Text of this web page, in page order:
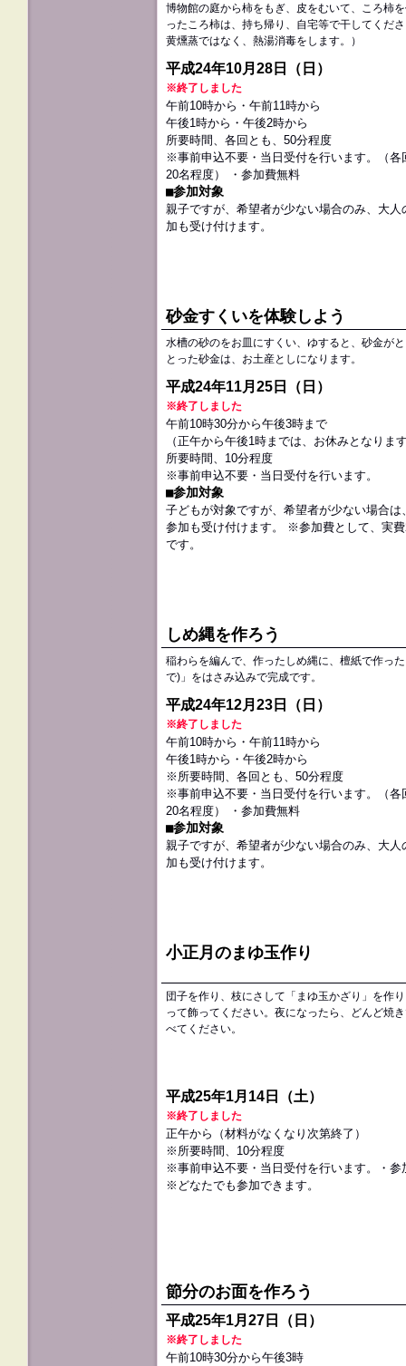
博物館の庭から柿をもぎ、皮をむいて、ころ柿
ったころ柿は、持ち帰り、自宅等で干してくだ
黄燻蒸ではなく、熱湯消毒をします。）
平成24年10月28日（日）
※終了しました
午前10時から・午前11時から
午後1時から・午後2時から
所要時間、各回とも、50分程度
※事前申込不要・当日受付を行います。（各
20名程度） ・参加費無料
■参加対象
親子ですが、希望者が少ない場合のみ、大人
加も受け付けます。
砂金すくいを体験しよう
水槽の砂のをお皿にすくい、ゆすると、砂金が
とった砂金は、お土産としになります。
平成24年11月25日（日）
※終了しました
午前10時30分から午後3時まで
（正午から午後1時までは、お休みとなりま
所要時間、10分程度
※事前申込不要・当日受付を行います。
■参加対象
子どもが対象ですが、希望者が少ない場合は
参加も受け付けます。 ※参加費として、実
です。
しめ縄を作ろう
稲わらを編んで、作ったしめ縄に、檀紙で作っ
で)」をはさみ込みで完成です。
平成24年12月23日（日）
※終了しました
午前10時から・午前11時から
午後1時から・午後2時から
※所要時間、各回とも、50分程度
※事前申込不要・当日受付を行います。（各
20名程度） ・参加費無料
■参加対象
親子ですが、希望者が少ない場合のみ、大人
加も受け付けます。
小正月のまゆ玉作り
団子を作り、枝にさして「まゆ玉かざり」を作
って飾ってください。夜になったら、どんど焼
べてください。
平成25年1月14日（土）
※終了しました
正午から（材料がなくなり次第終了）
※所要時間、10分程度
※事前申込不要・当日受付を行います。・参
※どなたでも参加できます。
節分のお面を作ろう
平成25年1月27日（日）
※終了しました
午前10時30分から午後3時